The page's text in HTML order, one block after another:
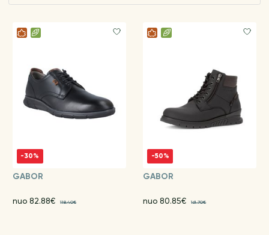
-30%
GABOR
nuo 82.88€ 118.40€
-50%
GABOR
nuo 80.85€ 161.70€